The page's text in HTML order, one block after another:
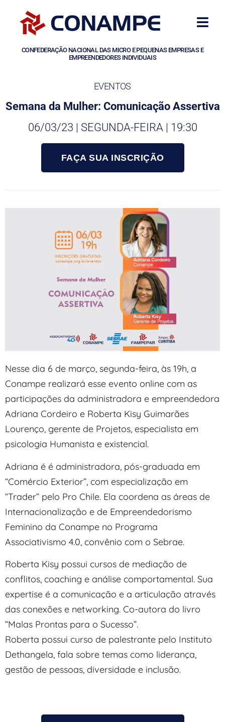
CONFEDERAÇÃO NACIONAL DAS MICRO E PEQUENAS EMPRESAS E
EMPREENDEDORES INDIVIDUAIS
EVENTOS
Semana da Mulher: Comunicação Assertiva
06/03/23 | SEGUNDA-FEIRA | 19:30
FAÇA SUA INSCRIÇÃO
Nesse dia 6 de março, segunda-feira, às 19h, a
Conampe realizará esse evento online com as
participações da administradora e empreendedora
Adriana Cordeiro e Roberta Kisy Guimarães
Lourenço, gerente de Projetos, especialista em
psicologia Humanista e existencial.
Adriana é é administradora, pós-graduada em
“Comércio Exterior”, com especialização em
“Trader” pelo Pro Chile. Ela coordena as áreas de
Internacionalização e de Empreendedorismo
Feminino da Conampe no Programa
Associativismo 4.0, convênio com o Sebrae.
Roberta Kisy possui cursos de mediação de
conflitos, coaching e análise comportamental. Sua
expertise é a comunicação e a articulação através
das conexões e networking. Co-autora do livro
“Malas Prontas para o Sucesso”.
Roberta possui curso de palestrante pelo Instituto
Dethangela, fala sobre temas como liderança,
gestão de pessoas, diversidade e inclusão.